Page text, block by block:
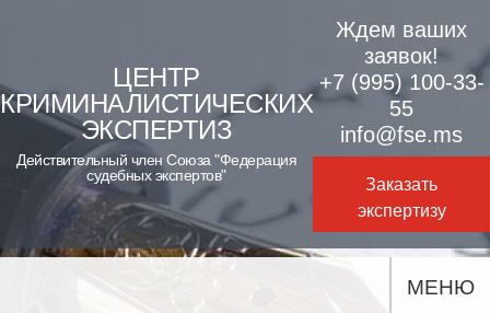
content
ЦЕНТР
КРИМИНАЛИСТИЧЕСКИХ
ЭКСПЕРТИЗ
Действительный член Союза "Федерация
судебных экспертов"
Ждем ваших
заявок!
+7 (995) 100-33-
55
info@fse.ms
Заказать
экспертизу
МЕНЮ